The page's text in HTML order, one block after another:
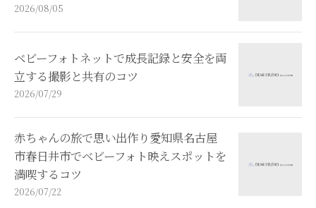
2026/08/05
ベビーフォトネットで成長記録と安全を両
立する撮影と共有のコツ
2026/07/29
赤ちゃんの旅で思い出作り愛知県名古屋
市春日井市でベビーフォト映えスポットを
満喫するコツ
2026/07/22